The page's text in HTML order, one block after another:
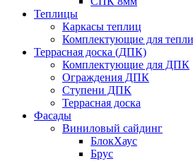
Теплицы
Каркасы теплиц
Комплектующие для
Террасная доска (ДПК)
Комплектующие для ДПК
Ограждения ДПК
Ступени ДПК
Террасная доска
Фасады
Виниловый сайдинг
БлокХаус
Брус